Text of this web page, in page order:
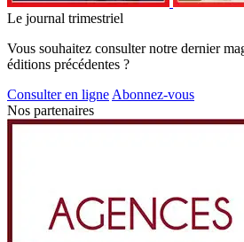
Le journal trimestriel
Vous souhaitez consulter notre dernier
éditions précédentes ?
Consulter en ligne Abonnez-vous
Nos partenaires